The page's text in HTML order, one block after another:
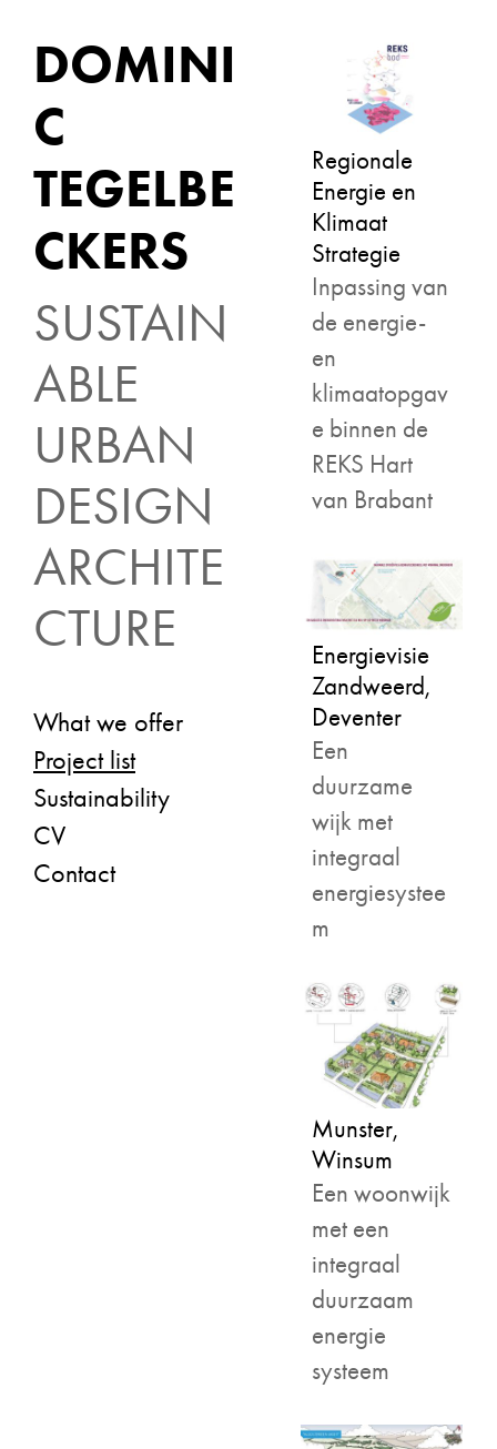
DOMINI
C
TEGELBE
CKERS
SUSTAIN
ABLE
URBAN
DESIGN
ARCHITE
CTURE
What we offer
Project list
Sustainability
CV
Contact
Regionale
Energie en
Klimaat
Strategie
Inpassing van
de energie-
en
klimaatopgav
e binnen de
REKS Hart
van Brabant
Energievisie
Zandweerd,
Deventer
Een
duurzame
wijk met
integraal
energiesystee
m
Munster,
Winsum
Een woonwijk
met een
integraal
duurzaam
energie
systeem